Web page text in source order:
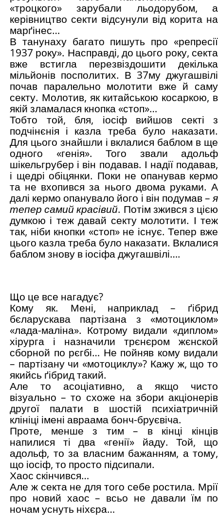
«троцкого» зарубали льодорубом, а
керівництво секти відсунули від корита на
марґінес…
В танунаху багато пишуть про «репресії
1937 року». Насправді, до цього року, секта
вже встигла перезвіздошити декілька
мільйонів посполитих. В 37му джугашвілі
почав паралельно молотити вже й саму
секту. Молотив, як китайською косаркою, в
якій зламалася кнопка «стоп»…
Тобто той, бля, іосіф вийшов секті з
подчінєнія і казла треба було наказати.
Для цього знайшли і вклалися баблом в ще
одного «генія». Того звали адольф
шікельгрубер і він подавав. І надії подавав,
і щедрі обіцянки. Поки не опанував кермо
та не вхопився за нього двома руками. А
далі кермо опанувало його і він подумав –я
тепер самий красівий. Потім зжився з цією
думкою і теж давай секту молотити. І теж
так, ніби кнопки «стоп» не існує. Тепер вже
цього казла треба було наказати. Вклалися
баблом знову в іосіфа джугашвілі….
Що це все нагадує?
Кому як. Мені, наприклад – ґібрид
бєларускава партізана з «мотоциклом»
«лада-маліна». Котрому видали «диплом»
хірурга і назначили трєнєром жєнской
сборной по рєгбі… Не пойняв кому видали
– партізану чи «мотоциклу»? Кажу ж, що то
якийсь ґібрид такий.
Але то асоціативно, а якщо чисто
візуально – то схоже на збори акціонерів
другої палати в шостій психіатричній
клініці імені авраама бонч-бруєвіча.
Проте, менше з тим – в кінці кінців
напилися ті два «генії» йаду. Той, що
адольф, то за власним бажанням, а тому,
що іосіф, то просто підсипали.
Хаос скінчився…
Але ж секта не для того себе ростила. Мрії
про новий хаос – всьо не давали їм по
ночам уснуть ніхєра…